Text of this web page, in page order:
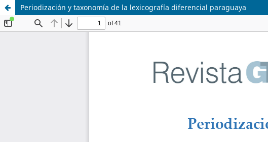
Periodización y taxonomía de la lexicografía diferencial paraguaya